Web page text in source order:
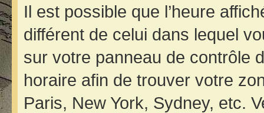
Il est possible que l’heure
différent de celui dans lequel
sur votre panneau de contrôle
horaire afin de trouver votre
Paris, New York, Sydney, etc.